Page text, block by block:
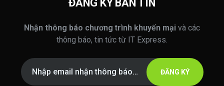
ĐĂNG KÝ BẢN TIN
Nhận thông báo chương trình khuyến mại và các
thông báo, tin tức từ IT Express.
ĐĂNG KÝ